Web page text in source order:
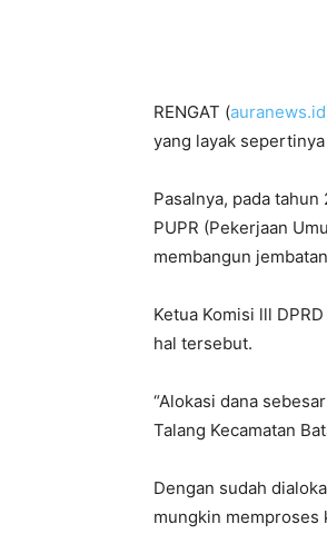
RENGAT (auranews.id
yang layak
Pasalnya, pada
PUPR (Pekerjaan
membangun
Ketua Komisi lll
hal tersebut.
“Alokasi dana
Talang Kecamatan
Dengan sudah
mungkin memproses